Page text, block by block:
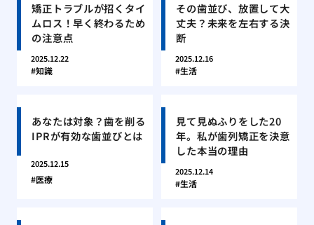
矯正トラブルが招くタイ
ムロス！早く終わるため
の注意点
2025.12.22
知識
その歯並び、放置して大
丈夫？未来を左右する決
断
2025.12.16
生活
あなたは対象？歯を削る
IPRが有効な歯並びとは
2025.12.15
医療
見て見ぬふりをした20
年。私が歯列矯正を決意
した本当の理由
2025.12.14
生活